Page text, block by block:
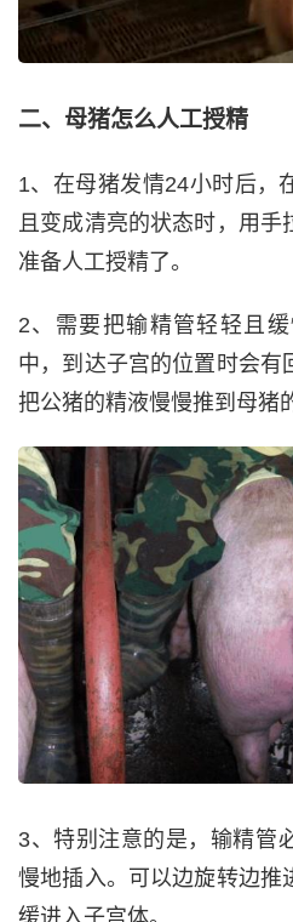
二、母猪怎么人工授精
1、在母猪发情24小时后，
且变成清亮的状态时，用
准备人工授精了。
2、需要把输精管轻轻且
中，到达子宫的位置时会有
把公猪的精液慢慢推到母猪
3、特别注意的是，输精管
慢地插入。可以边旋转边推